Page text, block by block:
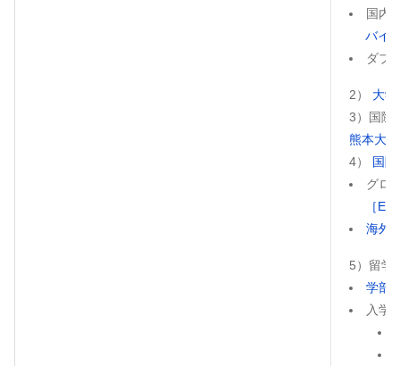
国内
バイ
ダブ
2） 大
3）国際
熊本大
4） 国
グロ
［
海外
5）留学
学部
入学